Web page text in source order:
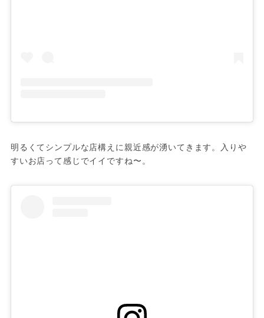
明るくてシンプルな店構えに親近感が湧いてきます。入りや
すいお店って感じでイイですね〜。